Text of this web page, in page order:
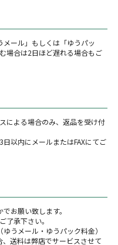
ール」もしくは「ゆうパッ
場合は2日ほど遅れる場合もご
による場合のみ、返品を受け付
以内にメールまたはFAXにてご
お願い致します。
承下さい。
うメール・ゆうパック料金）
送料は弊店でサービスさせて